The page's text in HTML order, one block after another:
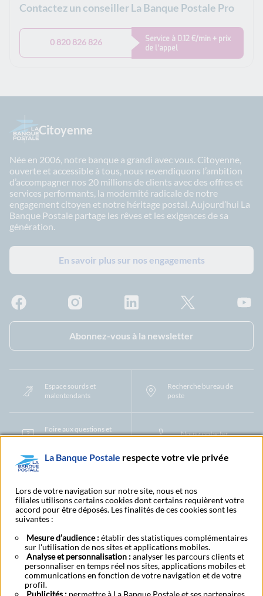
Contactez un conseiller La Banque Postale Pro
0 820 826 826
Service à 0.12 €/min + prix
de l’appel
Citoyenne
Née en 2006, notre banque a grandi avec vous. Citoyenne,
ouverte et accessible à tous, nous revendiquons l’ambition
d’accompagner nos 20 millions de clients avec des offres et
services performants, la modernité radicale de notre
engagement citoyen et notre héritage postal. Aujourd’hui La
Banque Postale partage les rêves et les exigences de sa
génération.
En savoir plus sur nos engagements
Abonnez-vous à la newsletter
Espace sourds et
malentendants
Recherche bureau de
poste
Foire aux questions et
centre d'aide
Nous contacter
Protection des Données à Caractère Personnel
Filiales et partenaires
Cookies Gestion des cookies Actualiser vos informations
Contestation et réclamation Coordonnées Centres Financiers
Alertes fraudes et points de vigilance
Actualités réglementaires
CGU
Aide navigateur et systèmes d'exploitation
Vider le cache de votre navigateurLexique Aide et accessibilité
Accessibilité – Partiellement conforme Espace candidature
BFI - Banque de Financement et d'Investissement
Le fonds de garantie des dépôts et de résolutionRésilierRétractation
La Banque Postale respecte votre vie privée
Lors de votre navigation sur notre site, nous et nos
filiales utilisons certains cookies dont certains requièrent votre
accord pour être déposés. Les finalités de ces cookies sont les
suivantes :
Mesure d’audience :établir des statistiques complémentaires
sur l'utilisation de nos sites et applications mobiles.
Analyse et personnalisation :analyser les parcours clients et
personnaliser en temps réel nos sites, applications mobiles et
communications en fonction de votre navigation et de votre
profil.
Publicités : permettre à La Banque Postale et ses partenaires